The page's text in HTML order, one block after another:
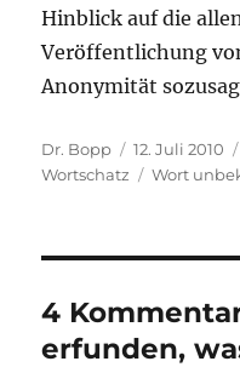
Hinblick auf die
Veröffentlichung
Anonymität
Autor
Dr. Bopp
Veröffentlicht
am
12. Juli 2010
Wortschatz
Wort
4
erfunden,